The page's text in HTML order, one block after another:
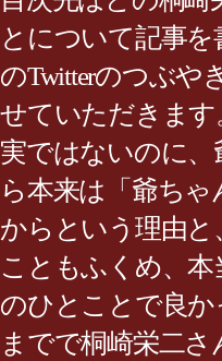
とについて記事
のTwitterのつぶや
せていただきま
実ではないのに
ら本来は「爺ち
からという理由
こともふくめ、
のひとことで良
までで桐崎栄二